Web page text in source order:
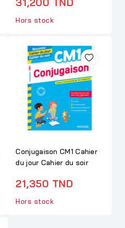
Hors stock
Conjugaison CM1 Cahier
du jour Cahier du soir
21,350 TND
Hors stock